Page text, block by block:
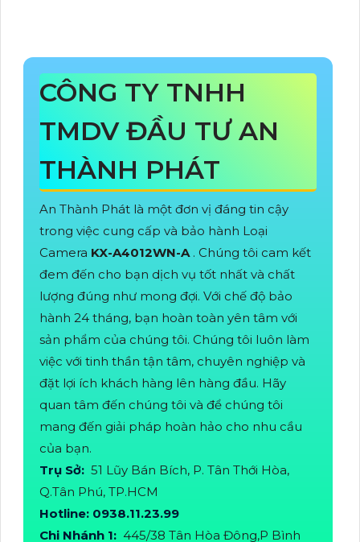
CÔNG TY TNHH
TMDV ĐẦU TƯ AN
THÀNH PHÁT
An Thành Phát là một đơn vị đáng tin cậy
trong việc cung cấp và bảo hành Loại
Camera KX-A4012WN-A . Chúng tôi cam kết
đem đến cho bạn dịch vụ tốt nhất và chất
lượng đúng như mong đợi. Với chế độ bảo
hành 24 tháng, bạn hoàn toàn yên tâm với
sản phẩm của chúng tôi. Chúng tôi luôn làm
việc với tinh thần tận tâm, chuyên nghiệp và
đặt lợi ích khách hàng lên hàng đầu. Hãy
quan tâm đến chúng tôi và để chúng tôi
mang đến giải pháp hoàn hảo cho nhu cầu
của bạn.
Trụ Sở: 51 Lũy Bán Bích, P. Tân Thới Hòa,
Q.Tân Phú, TP.HCM
Hotline: 0938.11.23.99
Chi Nhánh 1: 445/38 Tân Hòa Đông,P Bình